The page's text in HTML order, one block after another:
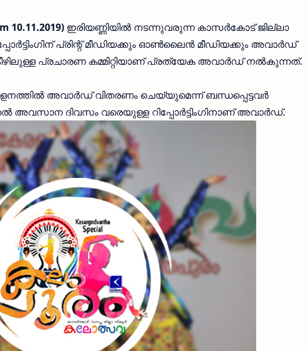
10.11.2019) ഇരിയണ്ണിയില്‍ നടന്നുവരുന്ന കാസര്‍കോട് ജില്ലാ
പ്രിന്റ് മീഡിയക്കും ഓണ്‍ലൈന്‍ മീഡിയക്കും അവാര്‍ഡ്
പ്രചാരണ കമ്മിറ്റിയാണ് പ്രത്യേക അവാര്‍ഡ് നല്‍കുന്നത്.
അവാര്‍ഡ് വിതരണം ചെയ്യുമെന്ന് ബന്ധപ്പെട്ടവര്‍
അവസാന ദിവസം വരെയുള്ള റിപ്പോര്‍ട്ടിംഗിനാണ് അവാര്‍ഡ്.